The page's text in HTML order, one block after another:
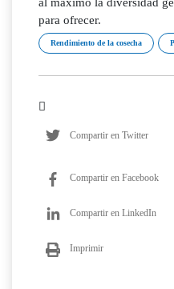
al máximo la diversidad
para ofrecer.
Rendimiento de la cosecha
Compartir en Twitter
Compartir en Facebook
Compartir en LinkedIn
Imprimir